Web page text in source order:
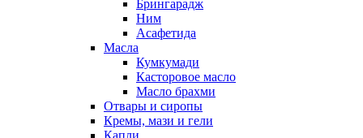
Брингарадж
Ним
Асафетида
Масла
Кумкумади
Касторовое масло
Масло брахми
Отвары и сиропы
Кремы, мази и гели
Капли